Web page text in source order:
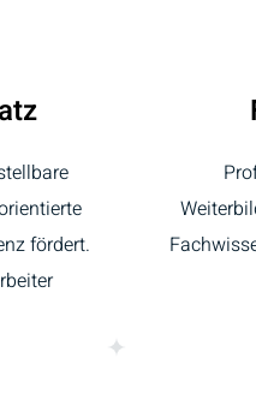
fördert.